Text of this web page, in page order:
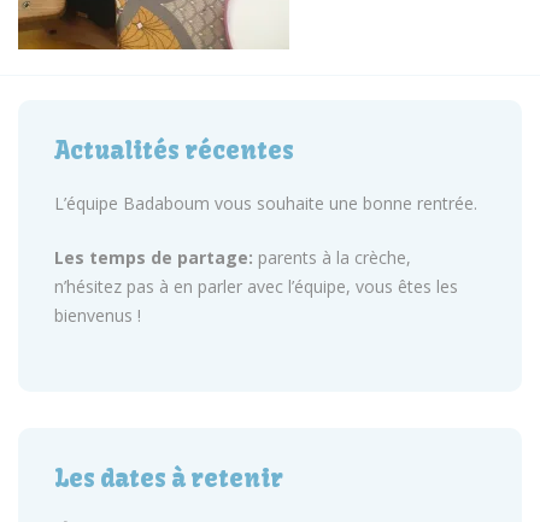
Actualités récentes
L’équipe Badaboum vous souhaite une bonne rentrée.
Les temps de partage: parents à la crèche,
n’hésitez pas à en parler avec l’équipe, vous êtes les
bienvenus !
Les dates à retenir